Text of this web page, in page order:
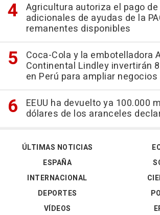
Agricultura autoriza el pago
adicionales de ayudas de la
remanentes disponibles
Coca-Cola y la embotelladora
Continental Lindley invertirán
en Perú para ampliar negocios
EEUU ha devuelto ya 100.000
dólares de los aranceles
ÚLTIMAS NOTICIAS
ESPAÑA
INTERNACIONAL
DEPORTES
VÍDEOS